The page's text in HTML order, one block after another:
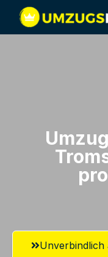
Unverbindlich